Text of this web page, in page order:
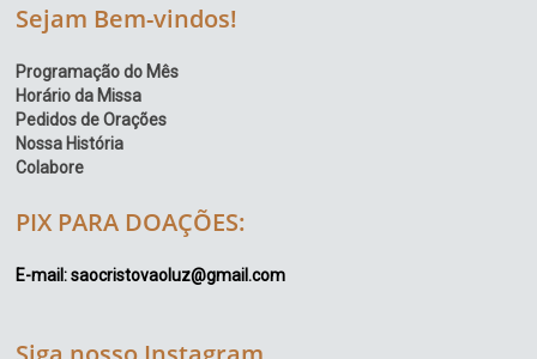
Sejam Bem-vindos!
Programação do Mês
Horário da Missa
Pedidos de Orações
Nossa História
Colabore
PIX PARA DOAÇÕES:
E-mail: saocristovaoluz@gmail.com